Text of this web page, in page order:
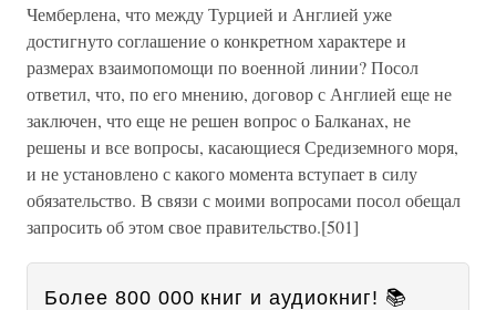
Чемберлена, что между Турцией и Англией уже
достигнуто соглашение о конкретном характере и
размерах взаимопомощи по военной линии? Посол
ответил, что, по его мнению, договор с Англией еще не
заключен, что еще не решен вопрос о Балканах, не
решены и все вопросы, касающиеся Средиземного моря,
и не установлено с какого момента вступает в силу
обязательство. В связи с моими вопросами посол обещал
запросить об этом свое правительство.[501]
Более 800 000 книг и аудиокниг! 📚